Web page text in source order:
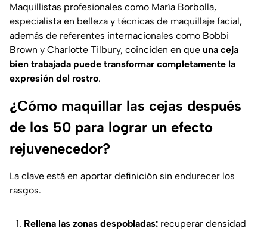
Maquillistas profesionales como María Borbolla,
especialista en belleza y técnicas de maquillaje facial,
además de referentes internacionales como Bobbi
Brown y Charlotte Tilbury, coinciden en que una ceja
bien trabajada puede transformar completamente la
expresión del rostro.
¿Cómo maquillar las cejas después
de los 50 para lograr un efecto
rejuvenecedor?
La clave está en aportar definición sin endurecer los
rasgos.
Rellena las zonas despobladas: recuperar densidad